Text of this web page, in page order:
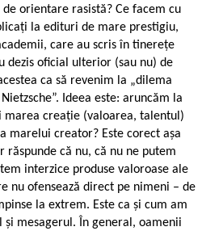
orientare rasistă? Ce facem cu
la edituri de mare prestigiu,
care au scris în tinerețe
dezis oficial ulterior (sau nu) de
ca să revenim la „dilema
Ideea este: aruncăm la
marea creație (valoarea, talentul)
marelui creator? Este corect așa
răspunde că nu, că nu ne putem
interzice produse valoroase ale
nu ofensează direct pe nimeni – de
la extrem. Este ca și cum am
și mesagerul. În general, oamenii